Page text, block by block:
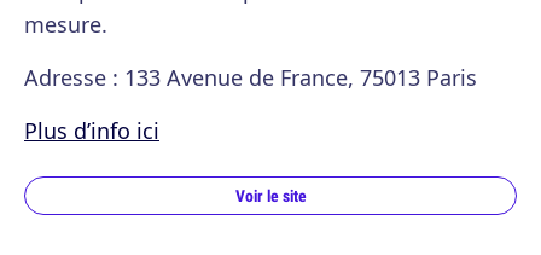
mesure.
Adresse : 133 Avenue de France, 75013 Paris
Plus d’info ici
Voir le site